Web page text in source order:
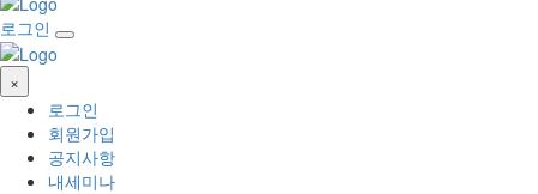
로그인
×
로그인
회원가입
공지사항
내세미나